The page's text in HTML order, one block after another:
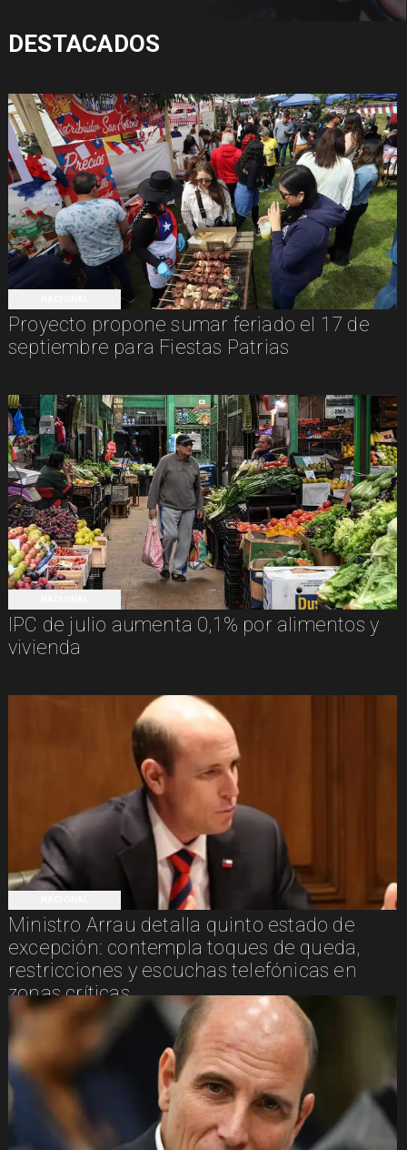
Proyecto propone sumar feriado el 17 de
septiembre para Fiestas Patrias
IPC de julio aumenta 0,1% por alimentos y
vivienda
Ministro Arrau detalla quinto estado de
excepción: contempla toques de queda,
restricciones y escuchas telefónicas en
zonas críticas
DESTACADOS